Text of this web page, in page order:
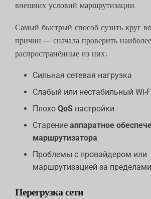
внешних условий маршрутизации.
Самый быстрый способ сузить круг
причин — сначала проверить наиболее
распространённые из них:
Сильная сетевая нагрузка
Слабый или нестабильный Wi-
Плохо QoS настройки
Старение аппаратное
маршрутизатора
Проблемы с провайдером или
маршрутизацией за
Перегрузка сети